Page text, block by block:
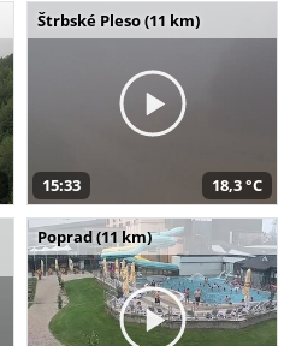
Štrbské Pleso (11 km)
15:33 18,3 °C
Poprad (11 km)